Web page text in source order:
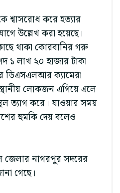
শ্বাসরোধ করে হত্যার
উল্লেখ করা হয়েছে।
থাকা কোরবানির গরু
১ লাখ ২০ হাজার টাকা
ডিএসএলআর ক্যামেরা
লোকজন এগিয়ে এলে
ত্যাগ করে। যাওয়ার সময়
হুমকি দেয় বলেও
জেলার নাগরপুর সদরের
গেছে।